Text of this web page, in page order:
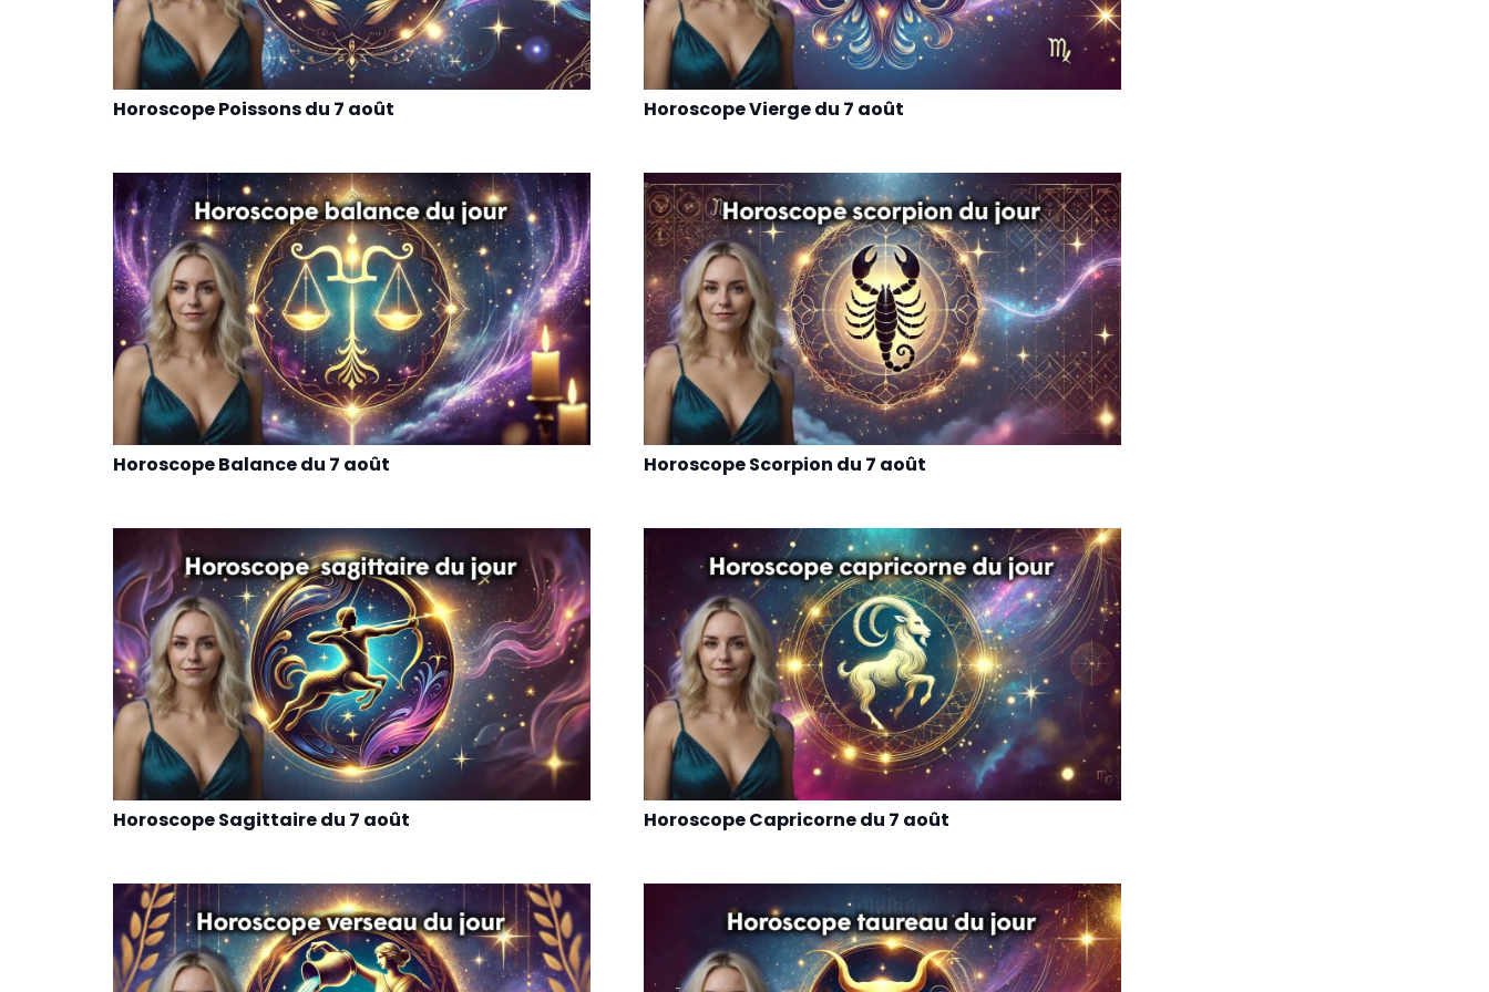
Horoscope Poissons du 7 août Horoscope Vierge du 7 août
Horoscope Balance du 7 août Horoscope Scorpion du 7 août
Horoscope Sagittaire du 7 août Horoscope Capricorne du 7 août